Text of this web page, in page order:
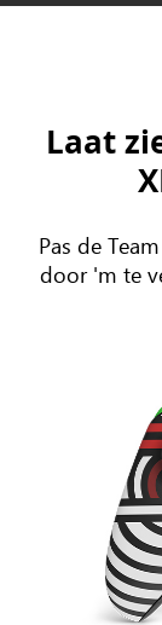
Laat
Pas de
door 'm te